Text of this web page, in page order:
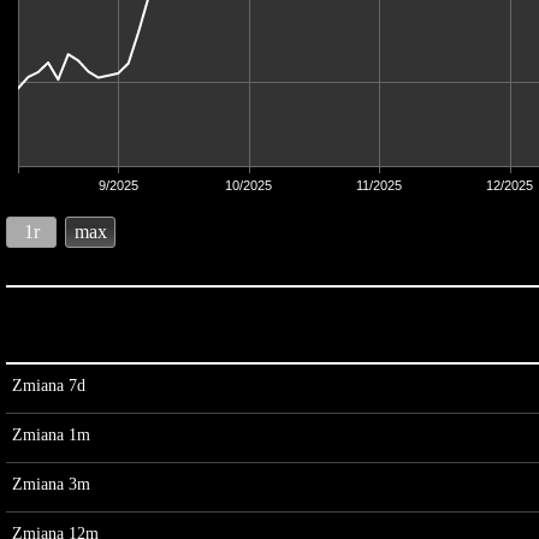
9/2025 10/2025 11/2025 12/2025
1r max
Zmiana 7d
Zmiana 1m
Zmiana 3m
Zmiana 12m